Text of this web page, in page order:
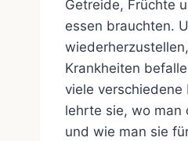
Getreide, Früchte
essen brauchten.
Krankheiten
viele verschiedene
lehrte sie, wo man
und wie man sie